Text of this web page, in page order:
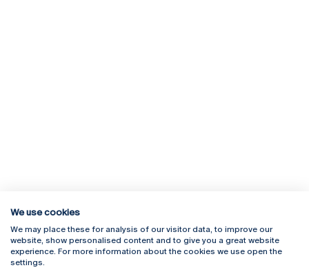
Rua Diogo Botelho 1327
4169-005 Porto
+351 226 196 240
Campus Online
Webmail
We use cookies
We may place these for analysis of our visitor data, to improve our
website, show personalised content and to give you a great website
experience. For more information about the cookies we use open the
settings.